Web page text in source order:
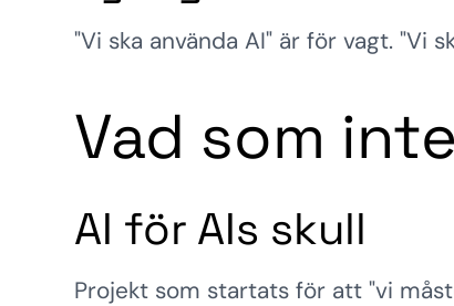
"Vi ska använda AI" är för vagt.
Vad som
AI för AIs skull
Projekt som startats för att "vi